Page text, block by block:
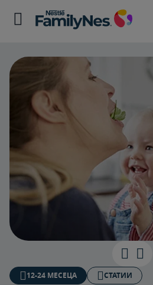
12-24 МЕСЕЦА СТАТИИ